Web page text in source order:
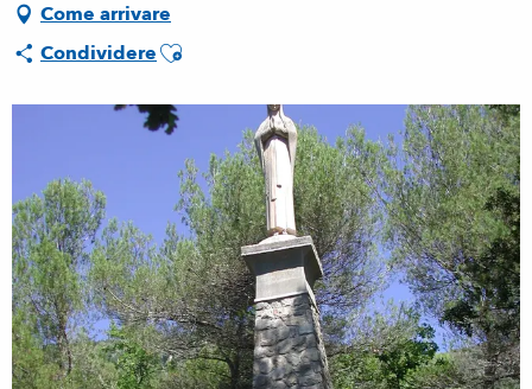
Come arrivare
CondividereAjouter aux favoris